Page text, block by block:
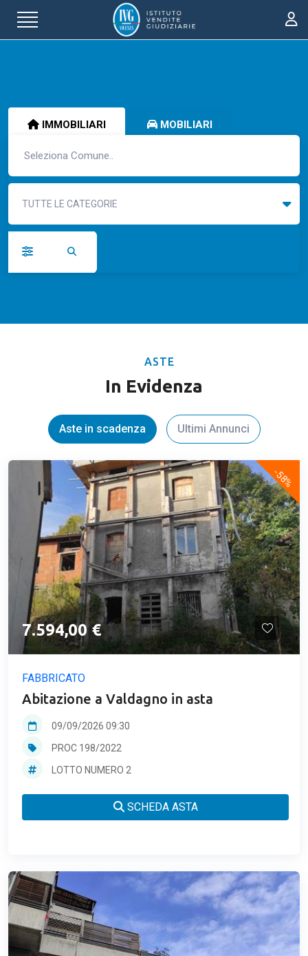
IMMOBILIARI MOBILIARI
TUTTE LE CATEGORIE
ASTE
In Evidenza
Aste in scadenza Ultimi Annunci
-58%
7.594,00 €
FABBRICATO
Abitazione a Valdagno in asta
09/09/2026 09:30
PROC 198/2022
LOTTO NUMERO 2
SCHEDA ASTA